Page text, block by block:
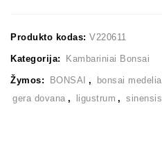
Produkto kodas: V220611
Kategorija: Kambariniai Bonsai
Žymos: BONSAI , bonsai
gera dovana , ligustrum , sinensis